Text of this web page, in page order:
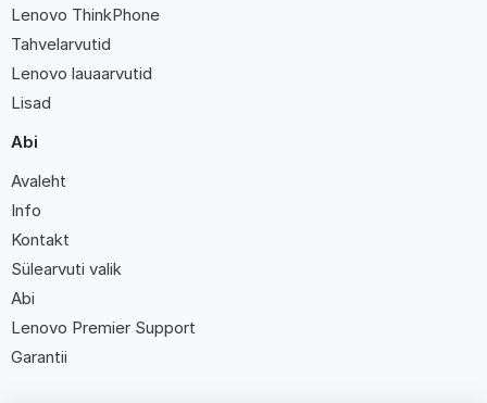
Lenovo ThinkPhone
Tahvelarvutid
Lenovo lauaarvutid
Lisad
Abi
Avaleht
Info
Kontakt
Sülearvuti valik
Abi
Lenovo Premier Support
Garantii